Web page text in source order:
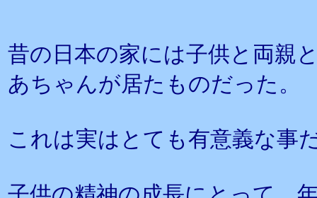
昔の日本の家には子供と両親
あちゃんが居たものだった。
これは実はとても有意義な事